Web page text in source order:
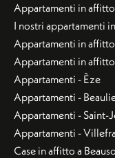
Appartamenti in
I nostri appartamenti
Appartamenti in affitto
Appartamenti in
Appartamenti - Èze
Appartamenti -
Appartamenti - Saint-
Appartamenti -
Case in affitto a